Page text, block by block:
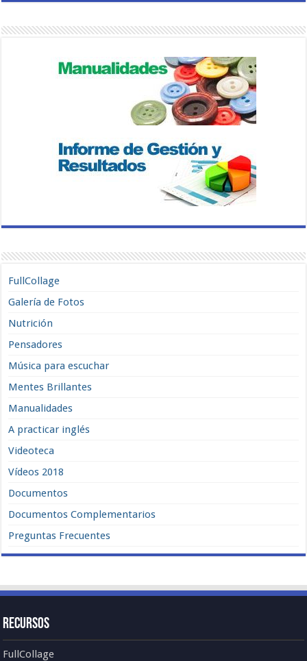
FullCollage
Galería de Fotos
Nutrición
Pensadores
Música para escuchar
Mentes Brillantes
Manualidades
A practicar inglés
Videoteca
Vídeos 2018
Documentos
Documentos Complementarios
Preguntas Frecuentes
Recursos
FullCollage